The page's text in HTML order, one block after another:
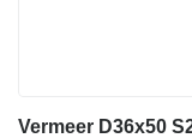
Vermeer D36x50